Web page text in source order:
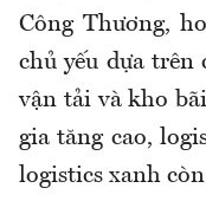
Công Thương,
chủ yếu dựa trên
vận tải và kho
gia tăng cao,
logistics xanh